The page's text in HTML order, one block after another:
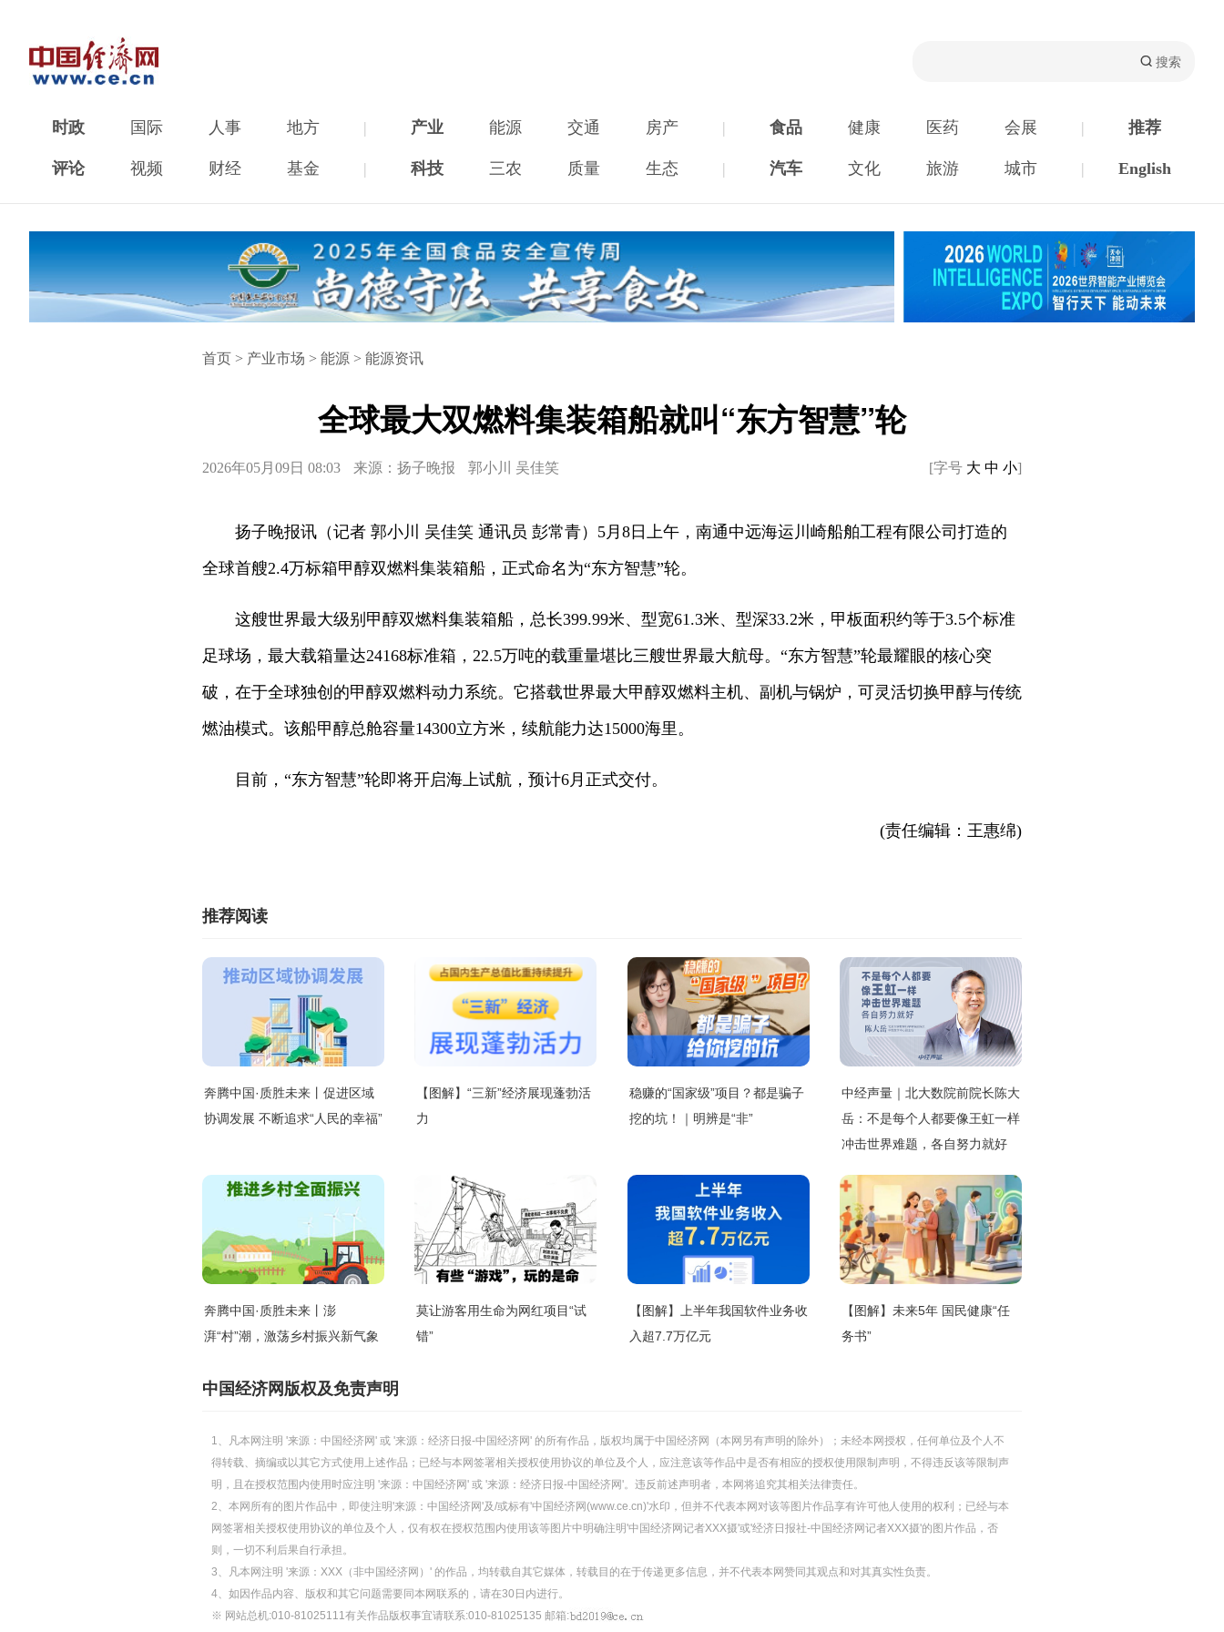
时政 国际 人事 地方 | 产业 能源 交通 房产 | 食品 健康 医药 会展 | 推荐
评论 视频 财经 基金 | 科技 三农 质量 生态 | 汽车 文化 旅游 城市 | English
首页 > 产业市场 > 能源 > 能源资讯
全球最大双燃料集装箱船就叫“东方智慧”轮
2026年05月09日 08:03 来源：扬子晚报 郭小川 吴佳笑 [字号 大 中 小]
扬子晚报讯（记者 郭小川 吴佳笑 通讯员 彭常青）5月8日上午，南通中远海运川崎船舶工程有限公司打造的
全球首艘2.4万标箱甲醇双燃料集装箱船，正式命名为“东方智慧”轮。
这艘世界最大级别甲醇双燃料集装箱船，总长399.99米、型宽61.3米、型深33.2米，甲板面积约等于3.5个标准
足球场，最大载箱量达24168标准箱，22.5万吨的载重量堪比三艘世界最大航母。“东方智慧”轮最耀眼的核心突
破，在于全球独创的甲醇双燃料动力系统。它搭载世界最大甲醇双燃料主机、副机与锅炉，可灵活切换甲醇与传统
燃油模式。该船甲醇总舱容量14300立方米，续航能力达15000海里。
目前，“东方智慧”轮即将开启海上试航，预计6月正式交付。
(责任编辑：王惠绵)
推荐阅读
奔腾中国·质胜未来丨促进区域
协调发展 不断追求“人民的幸福”
【图解】“三新”经济展现蓬勃活
力
稳赚的“国家级”项目？都是骗子
挖的坑！｜明辨是“非”
中经声量｜北大数院前院长陈大
岳：不是每个人都要像王虹一样
冲击世界难题，各自努力就好
奔腾中国·质胜未来丨澎
湃“村”潮，激荡乡村振兴新气象
莫让游客用生命为网红项目“试
错”
【图解】上半年我国软件业务收
入超7.7万亿元
【图解】未来5年 国民健康“任
务书”
中国经济网版权及免责声明
1、凡本网注明 '来源：中国经济网' 或 '来源：经济日报-中国经济网' 的所有作品，版权均属于中国经济网（本网另有声明的除外）；未经本网授权，任何单位及个人不
得转载、摘编或以其它方式使用上述作品；已经与本网签署相关授权使用协议的单位及个人，应注意该等作品中是否有相应的授权使用限制声明，不得违反该等限制声
明，且在授权范围内使用时应注明 '来源：中国经济网' 或 '来源：经济日报-中国经济网'。违反前述声明者，本网将追究其相关法律责任。
2、本网所有的图片作品中，即使注明'来源：中国经济网'及/或标有'中国经济网(www.ce.cn)'水印，但并不代表本网对该等图片作品享有许可他人使用的权利；已经与本
网签署相关授权使用协议的单位及个人，仅有权在授权范围内使用该等图片中明确注明'中国经济网记者XXX摄'或'经济日报社-中国经济网记者XXX摄'的图片作品，否
则，一切不利后果自行承担。
3、凡本网注明 '来源：XXX（非中国经济网）' 的作品，均转载自其它媒体，转载目的在于传递更多信息，并不代表本网赞同其观点和对其真实性负责。
4、如因作品内容、版权和其它问题需要同本网联系的，请在30日内进行。
※ 网站总机:010-81025111有关作品版权事宜请联系:010-81025135 邮箱: